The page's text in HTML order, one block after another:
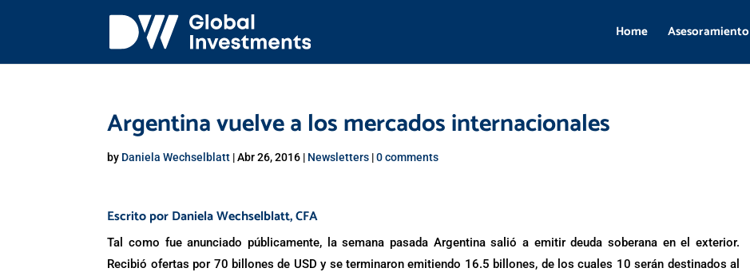
Home Asesoramiento
Argentina vuelve a los mercados internacionales
by Daniela Wechselblatt |Abr 26, 2016 | Newsletters |0 comments
Escrito porDaniela Wechselblatt, CFA
Tal como fue anunciado públicamente, la semana pasada Argentina salió a emitir deuda soberana en el exterior.
Recibió ofertas por 70 billones de USD y se terminaron emitiendo 16.5 billones, de los cuales 10 serán destinados al